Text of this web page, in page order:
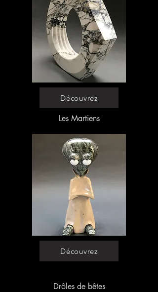
Découvrez
Les Martiens
Découvrez
Drôles de bêtes